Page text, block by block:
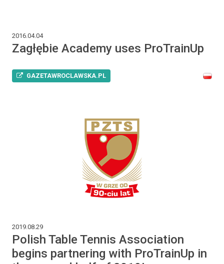
2016.04.04
Zagłębie Academy uses ProTrainUp
GAZETAWROCLAWSKA.PL
2019.08.29
Polish Table Tennis Association
begins partnering with ProTrainUp in